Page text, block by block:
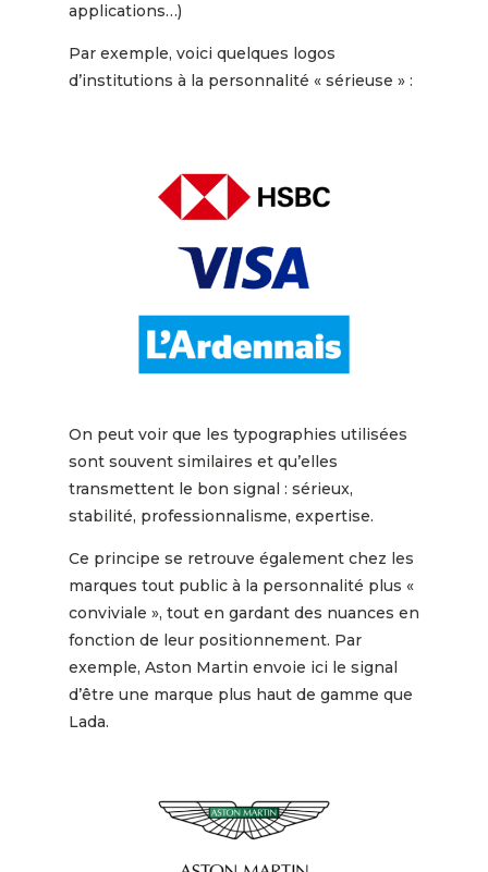
applications…)
Par exemple, voici quelques logos
d’institutions à la personnalité « sérieuse » :
On peut voir que les typographies utilisées
sont souvent similaires et qu’elles
transmettent le bon signal : sérieux,
stabilité, professionnalisme, expertise.
Ce principe se retrouve également chez les
marques tout public à la personnalité plus «
conviviale », tout en gardant des nuances en
fonction de leur positionnement. Par
exemple, Aston Martin envoie ici le signal
d’être une marque plus haut de gamme que
Lada.